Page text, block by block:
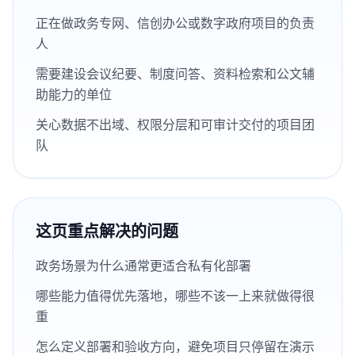
正在做政务专网、信创办公或数字政府项目的负责
人
需要建设会议纪要、制度问答、资料检索和公文辅
助能力的单位
关心数据不出域、权限分层和可审计交付的项目团
队
这页重点解决的问题
政务场景为什么通常更适合私有化部署
哪些能力值得优先落地，哪些不该一上来就做得很
重
怎么定义部署和验收方向，避免项目只停留在演示